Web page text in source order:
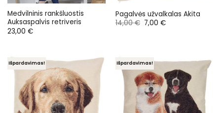
Medvilninis rankšluostis
Auksaspalvis retriveris
23,00 €
Pagalvės užvalkalas Akita
14,00€ Original
price
7,00 €Current
Išpardavimas! Išpardavimas!